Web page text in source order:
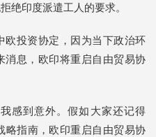
绝印度派遣工人的要求。
欧投资协定，因为当下政治环
消息，欧印将重启自由贸易协
感到意外。假如大家还记得
略指南，欧印重启自由贸易协